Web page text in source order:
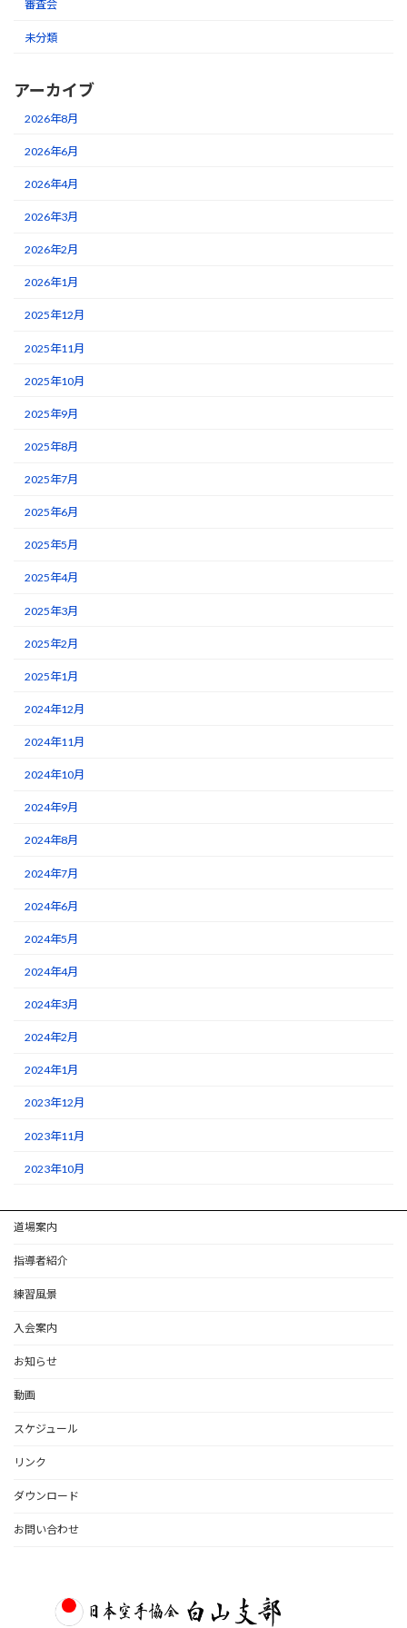
審査会
未分類
アーカイブ
2026年8月
2026年6月
2026年4月
2026年3月
2026年2月
2026年1月
2025年12月
2025年11月
2025年10月
2025年9月
2025年8月
2025年7月
2025年6月
2025年5月
2025年4月
2025年3月
2025年2月
2025年1月
2024年12月
2024年11月
2024年10月
2024年9月
2024年8月
2024年7月
2024年6月
2024年5月
2024年4月
2024年3月
2024年2月
2024年1月
2023年12月
2023年11月
2023年10月
道場案内
指導者紹介
練習風景
入会案内
お知らせ
動画
スケジュール
リンク
ダウンロード
お問い合わせ